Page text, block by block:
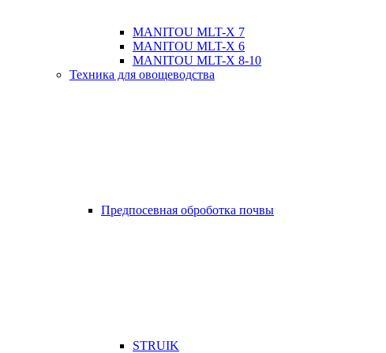
MANITOU MLT-X 7
MANITOU MLT-X 6
MANITOU MLT-X 8-10
Техника для овощеводства
Предпосевная оброботка почвы
STRUIK